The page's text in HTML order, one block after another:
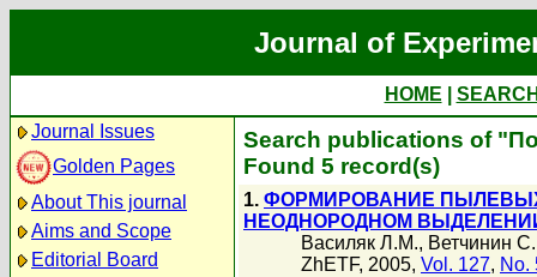
Journal of
HOME
Journal Issues
Golden Pages
About This journal
Aims and Scope
Editorial Board
Search publications of
Found 5 record(s)
1. ФОРМИРОВАНИЕ
НЕОДНОРОДНОМ
Василяк Л.М., Ветчинин
ZhETF, 2005, Vol. 127, No.